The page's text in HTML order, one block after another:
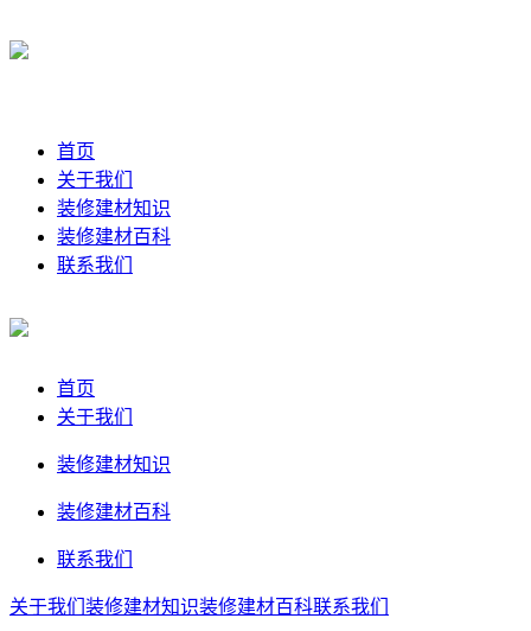
首页
关于我们
装修建材知识
装修建材百科
联系我们
首页
关于我们
装修建材知识
装修建材百科
联系我们
关于我们 装修建材知识装修建材百科联系我们